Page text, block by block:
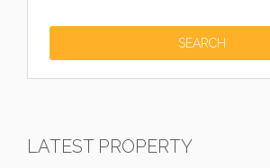
LATEST PROPERTY